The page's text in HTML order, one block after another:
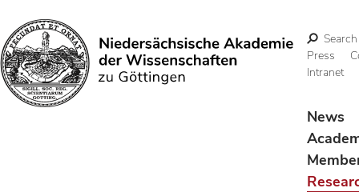
Search
Search
Press
Intranet
News